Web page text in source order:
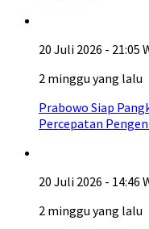
20 Juli 2026 - 21:05
2 minggu yang lalu
Prabowo Siap
Percepatan
20 Juli 2026 - 14:46
2 minggu yang lalu